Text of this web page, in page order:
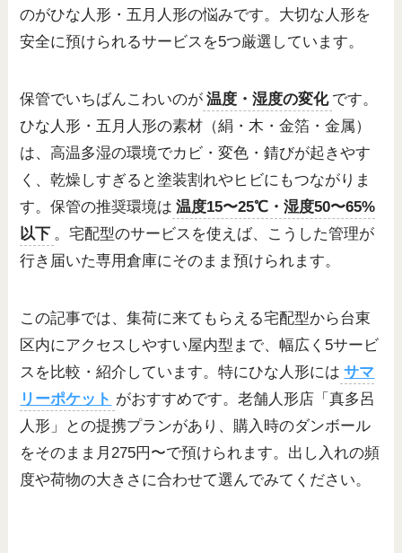
のがひな人形・五月人形の悩みです。大切な人形を
安全に預けられるサービスを5つ厳選しています。
保管でいちばんこわいのが 温度・湿度の変化 です。
ひな人形・五月人形の素材（絹・木・金箔・金属）
は、高温多湿の環境でカビ・変色・錆びが起きやす
く、乾燥しすぎると塗装割れやヒビにもつながりま
す。保管の推奨環境は 温度15〜25℃・湿度50〜65%
以下 。宅配型のサービスを使えば、こうした管理が
行き届いた専用倉庫にそのまま預けられます。
この記事では、集荷に来てもらえる宅配型から台東
区内にアクセスしやすい屋内型まで、幅広く5サービ
スを比較・紹介しています。特にひな人形には サマ
リーポケット がおすすめです。老舗人形店「真多呂
人形」との提携プランがあり、購入時のダンボール
をそのまま月275円〜で預けられます。出し入れの頻
度や荷物の大きさに合わせて選んでみてください。